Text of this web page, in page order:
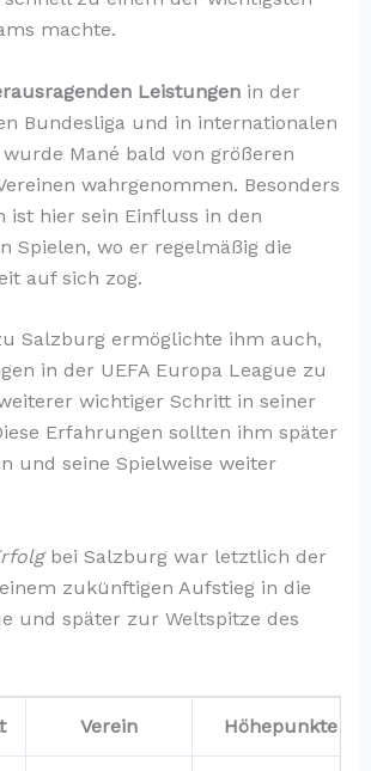
machte.
Leistungenin der
Bundesliga und in internationalen
Mané bald von größeren
wahrgenommen. Besonders
ist hier sein Einfluss in den
Spielen, wo er regelmäßig die
auf sich zog.
Salzburg ermöglichte ihm auch,
in der UEFA Europa League zu
wichtiger Schritt in seiner
Erfahrungen sollten ihm später
und seine Spielweise weiter
bei Salzburg war letztlich der
zukünftigen Aufstieg in die
und später zur Weltspitze des
Verein Höhepunkte